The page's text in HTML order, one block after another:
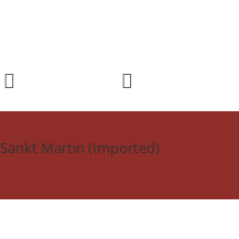
Website-
Suche
umschalten
Sankt Martin (Imported)